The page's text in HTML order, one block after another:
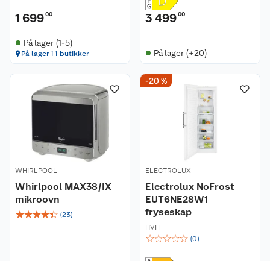
1 69900
På lager (1-5)
På lager i 1 butikker
3 49900
På lager (+20)
WHIRLPOOL
Whirlpool MAX38/IX
mikroovn
☆☆☆☆☆ (23)
-20 %
ELECTROLUX
Electrolux NoFrost
EUT6NE28W1
fryseskap
HVIT
☆☆☆☆☆ (0)